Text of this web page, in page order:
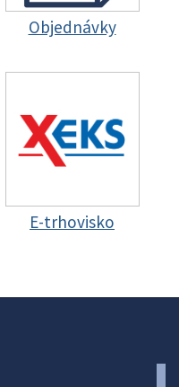
Objednávky
E-trhovisko